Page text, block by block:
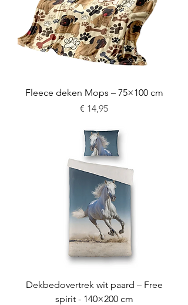
Fleece deken Mops – 75×100 cm
Prijs
€ 14,95
Dekbedovertrek wit paard – Free
spirit - 140×200 cm